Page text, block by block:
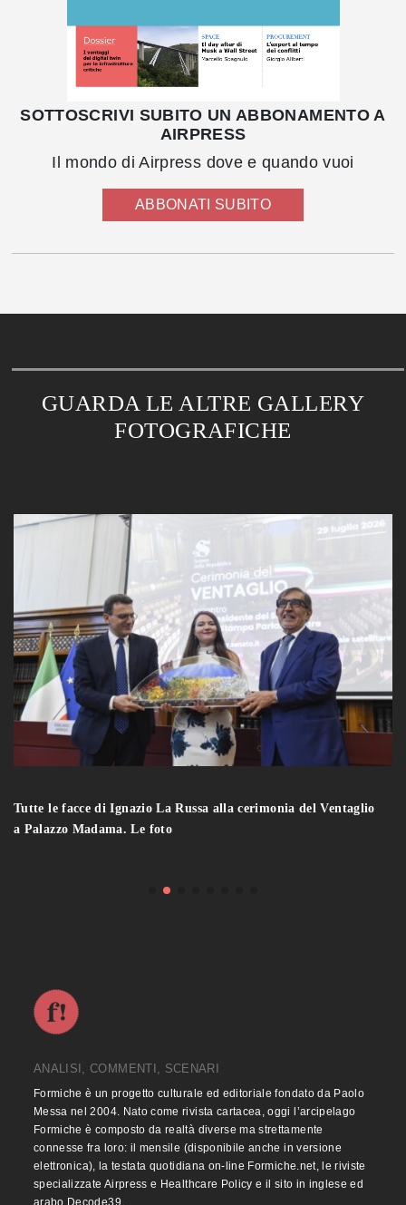
SOTTOSCRIVI SUBITO UN ABBONAMENTO A
AIRPRESS
Il mondo di Airpress dove e quando vuoi
ABBONATI SUBITO
GUARDA LE ALTRE GALLERY
FOTOGRAFICHE
Tutte le facce di Ignazio La Russa alla cerimonia del Ventaglio
a Palazzo Madama. Le foto
ANALISI, COMMENTI, SCENARI
Formiche è un progetto culturale ed editoriale fondato da Paolo
Messa nel 2004. Nato come rivista cartacea, oggi l’arcipelago
Formiche è composto da realtà diverse ma strettamente
connesse fra loro: il mensile (disponibile anche in versione
elettronica), la testata quotidiana on-line Formiche.net, le riviste
specializzate Airpress e Healthcare Policy e il sito in inglese ed
arabo Decode39.